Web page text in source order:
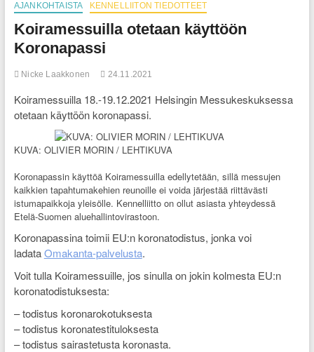
AJANKOHTAISTA KENNELLIITON TIEDOTTEET
Koiramessuilla otetaan käyttöön
Koronapassi
Nicke Laakkonen 24.11.2021
Koiramessuilla 18.-19.12.2021 Helsingin Messukeskuksessa
otetaan käyttöön koronapassi.
KUVA: OLIVIER MORIN / LEHTIKUVA
Koronapassin käyttöä Koiramessuilla edellytetään, sillä messujen
kaikkien tapahtumakehien reunoille ei voida järjestää riittävästi
istumapaikkoja yleisölle. Kennelliitto on ollut asiasta yhteydessä
Etelä-Suomen aluehallintovirastoon.
Koronapassina toimii EU:n koronatodistus, jonka voi
ladataOmakanta-palvelusta.
Voit tulla Koiramessuille, jos sinulla on jokin kolmesta EU:n
koronatodistuksesta:
– todistus koronarokotuksesta
– todistus koronatestituloksesta
– todistus sairastetusta koronasta.